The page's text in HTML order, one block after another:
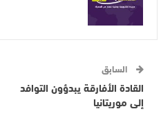
السابق
القادة الأفارقة يبدؤون التوافد
إلى موريتانيا